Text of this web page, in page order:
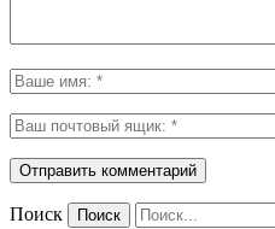
Поиск